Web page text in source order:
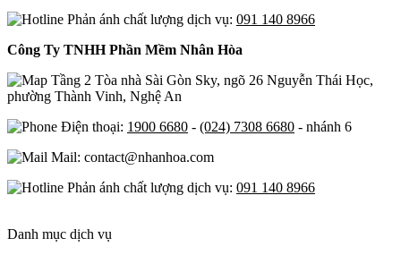
Phản ánh chất lượng dịch vụ: 091 140 8966
Công Ty TNHH Phần Mềm Nhân Hòa
Tầng 2 Tòa nhà Sài Gòn Sky, ngõ 26 Nguyễn Thái Học,
phường Thành Vinh, Nghệ An
Điện thoại: 1900 6680 - (024) 7308 6680 - nhánh 6
Mail: contact@nhanhoa.com
Phản ánh chất lượng dịch vụ: 091 140 8966
Danh mục dịch vụ